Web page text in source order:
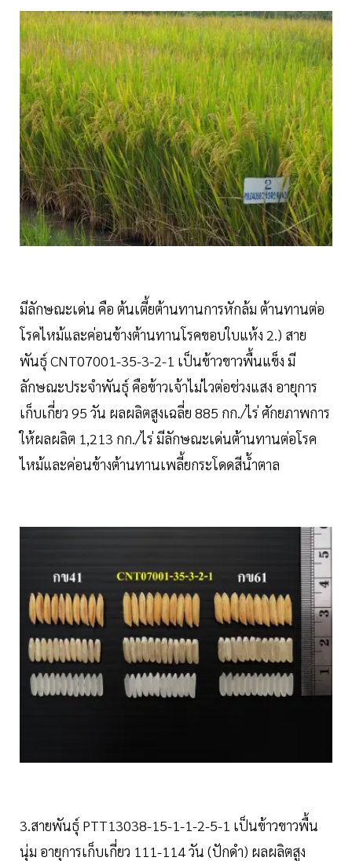
มีลักษณะเด่น คือ ต้นเตี้ยต้านทานการหักล้ม ต้านทานต่อ
โรคไหม้และค่อนข้างต้านทานโรคขอบใบแห้ง 2.) สาย
พันธุ์ CNT07001-35-3-2-1 เป็นข้าวขาวพื้นแข็ง มี
ลักษณะประจำพันธุ์ คือข้าวเจ้าไม่ไวต่อช่วงแสง อายุการ
เก็บเกี่ยว 95 วัน ผลผลิตสูงเฉลี่ย 885 กก./ไร่ ศักยภาพการ
ให้ผลผลิต 1,213 กก./ไร่ มีลักษณะเด่นต้านทานต่อโรค
ไหม้และค่อนข้างต้านทานเพลี้ยกระโดดสีน้ำตาล
3.สายพันธุ์ PTT13038-15-1-1-2-5-1 เป็นข้าวขาวพื้น
นุ่ม อายุการเก็บเกี่ยว 111-114 วัน (ปักดำ) ผลผลิตสูง